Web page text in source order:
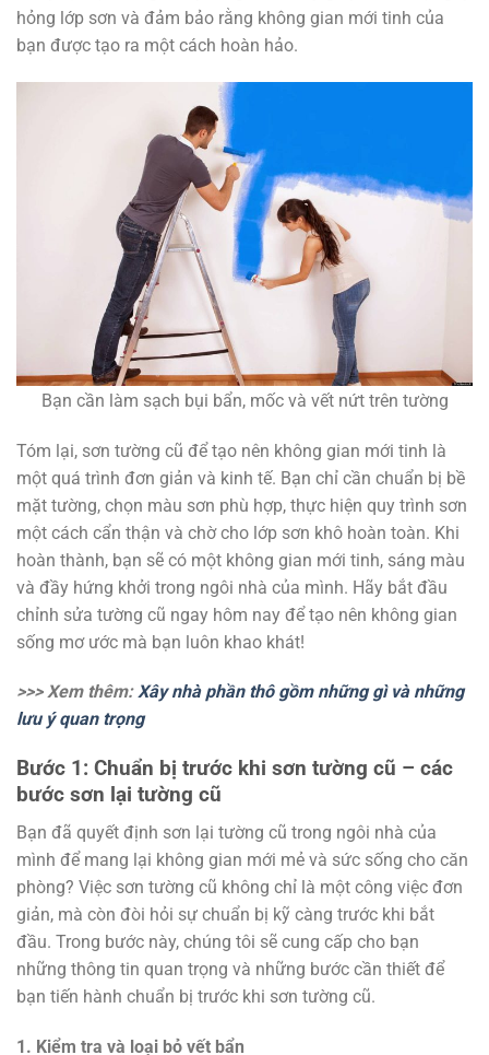
hỏng lớp sơn và đảm bảo rằng không gian mới tinh của
bạn được tạo ra một cách hoàn hảo.
Bạn cần làm sạch bụi bẩn, mốc và vết nứt trên tường
Tóm lại, sơn tường cũ để tạo nên không gian mới tinh là
một quá trình đơn giản và kinh tế. Bạn chỉ cần chuẩn bị bề
mặt tường, chọn màu sơn phù hợp, thực hiện quy trình sơn
một cách cẩn thận và chờ cho lớp sơn khô hoàn toàn. Khi
hoàn thành, bạn sẽ có một không gian mới tinh, sáng màu
và đầy hứng khởi trong ngôi nhà của mình. Hãy bắt đầu
chỉnh sửa tường cũ ngay hôm nay để tạo nên không gian
sống mơ ước mà bạn luôn khao khát!
>>> Xem thêm:Xây nhà phần thô gồm những gì và những
lưu ý quan trọng
Bước 1: Chuẩn bị trước khi sơn tường cũ – các
bước sơn lại tường cũ
Bạn đã quyết định sơn lại tường cũ trong ngôi nhà của
mình để mang lại không gian mới mẻ và sức sống cho căn
phòng? Việc sơn tường cũ không chỉ là một công việc đơn
giản, mà còn đòi hỏi sự chuẩn bị kỹ càng trước khi bắt
đầu. Trong bước này, chúng tôi sẽ cung cấp cho bạn
những thông tin quan trọng và những bước cần thiết để
bạn tiến hành chuẩn bị trước khi sơn tường cũ.
1. Kiểm tra và loại bỏ vết bẩn